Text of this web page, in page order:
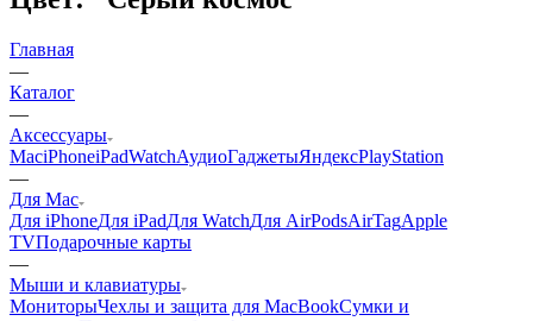
Главная
—
Каталог
—
Аксессуары
MaciPhoneiPadWatchАудиоГаджетыЯндексPlayStation
—
Для Mac
Для iPhoneДля iPadДля WatchДля AirPodsAirTagApple
TVПодарочные карты
—
Мыши и клавиатуры
МониторыЧехлы и защита для MacBookСумки и